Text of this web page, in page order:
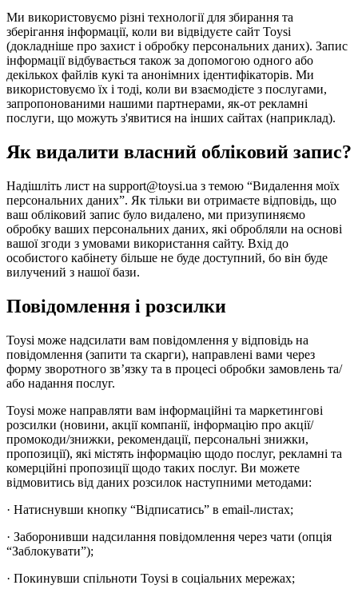
Ми використовуємо різні технології для збирання та
зберігання інформації, коли ви відвідуєте сайт Toysi
(докладніше про захист і обробку персональних даних). Запис
інформації відбувається також за допомогою одного або
декількох файлів кукі та анонімних ідентифікаторів. Ми
використовуємо їх і тоді, коли ви взаємодієте з послугами,
запропонованими нашими партнерами, як-от рекламні
послуги, що можуть з'явитися на інших сайтах (наприклад).
Як видалити власний обліковий запис?
Надішліть лист на support@toysi.ua з темою “Видалення моїх
персональних даних”. Як тільки ви отримаєте відповідь, що
ваш обліковий запис було видалено, ми призупиняємо
обробку ваших персональних даних, які обробляли на основі
вашої згоди з умовами використання сайту. Вхід до
особистого кабінету більше не буде доступний, бо він буде
вилучений з нашої бази.
Повідомлення і розсилки
Toysi може надсилати вам повідомлення у відповідь на
повідомлення (запити та скарги), направлені вами через
форму зворотного зв’язку та в процесі обробки замовлень та/
або надання послуг.
Toysi може направляти вам інформаційні та маркетингові
розсилки (новини, акції компанії, інформацію про акції/
промокоди/знижки, рекомендації, персональні знижки,
пропозиції), які містять інформацію щодо послуг, рекламні та
комерційні пропозиції щодо таких послуг. Ви можете
відмовитись від даних розсилок наступними методами:
· Натиснувши кнопку “Відписатись” в email-листах;
· Заборонивши надсилання повідомлення через чати (опція
“Заблокувати”);
· Покинувши спільноти Toysi в соціальних мережах;